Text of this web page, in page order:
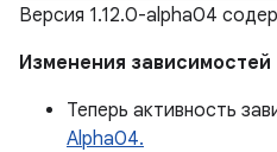
Версия 1.12.0-alpha04
Изменения зависимостей
Теперь активность
Alpha04.